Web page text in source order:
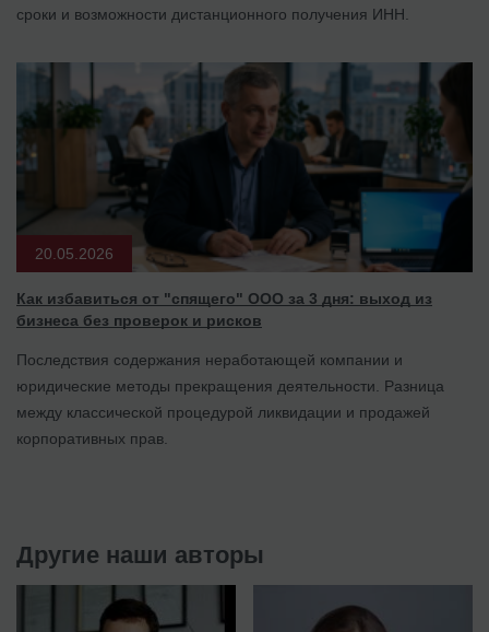
сроки и возможности дистанционного получения ИНН.
20.05.2026
Как избавиться от "спящего" ООО за 3 дня: выход из
бизнеса без проверок и рисков
Последствия содержания неработающей компании и
юридические методы прекращения деятельности. Разница
между классической процедурой ликвидации и продажей
корпоративных прав.
Другие наши авторы